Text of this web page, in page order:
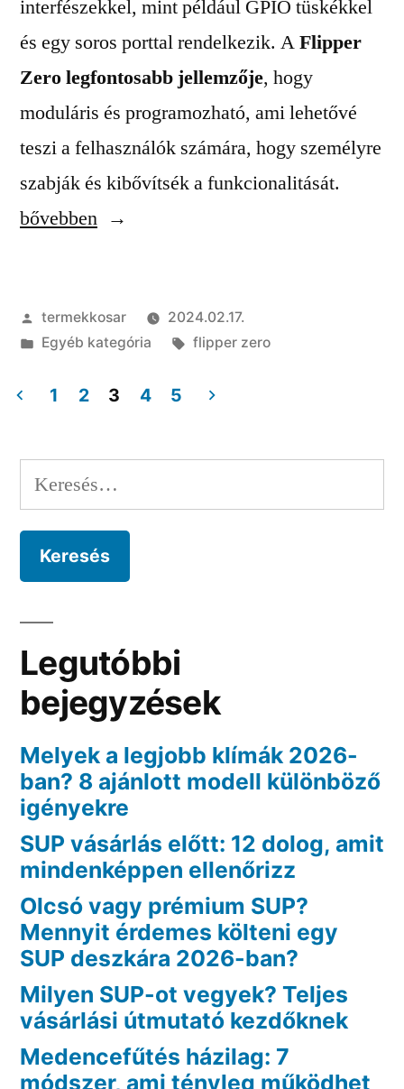
interfészekkel, mint például GPIO tüskékkel
és egy soros porttal rendelkezik. AFlipper
Zero legfontosabb jellemzője, hogy
moduláris és programozható, ami lehetővé
teszi a felhasználók számára, hogy személyre
szabják és kibővítsék a funkcionalitását.
bővebben
Szerző:
termekkosar
2024.02.17.
Kategória:
Egyéb kategória Címke:
flipper zero
lapozása
1 2 3 4 5
Keresés:
Legutóbbi
bejegyzések
Melyek a legjobb klímák 2026-
ban? 8 ajánlott modell különböző
igényekre
SUP vásárlás előtt: 12 dolog, amit
mindenképpen ellenőrizz
Olcsó vagy prémium SUP?
Mennyit érdemes költeni egy
SUP deszkára 2026-ban?
Milyen SUP-ot vegyek? Teljes
vásárlási útmutató kezdőknek
Medencefűtés házilag: 7
módszer, ami tényleg működhet